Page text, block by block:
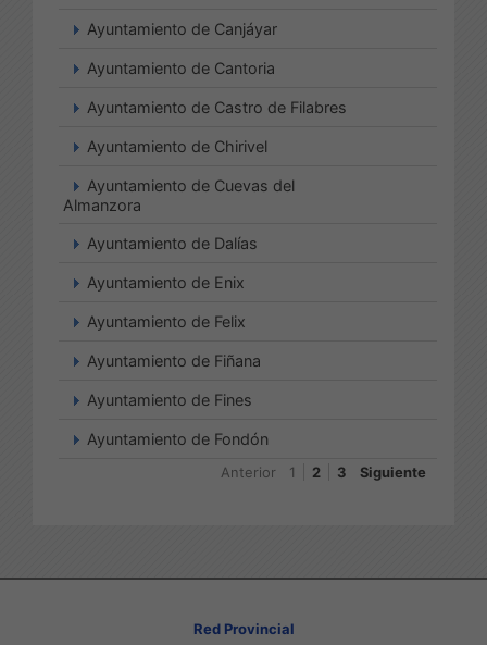
Ayuntamiento de Canjáyar
Ayuntamiento de Cantoria
Ayuntamiento de Castro de Filabres
Ayuntamiento de Chirivel
Ayuntamiento de Cuevas del
Almanzora
Ayuntamiento de Dalías
Ayuntamiento de Enix
Ayuntamiento de Felix
Ayuntamiento de Fiñana
Ayuntamiento de Fines
Ayuntamiento de Fondón
Anterior 1 2 3 Siguiente
Red Provincial